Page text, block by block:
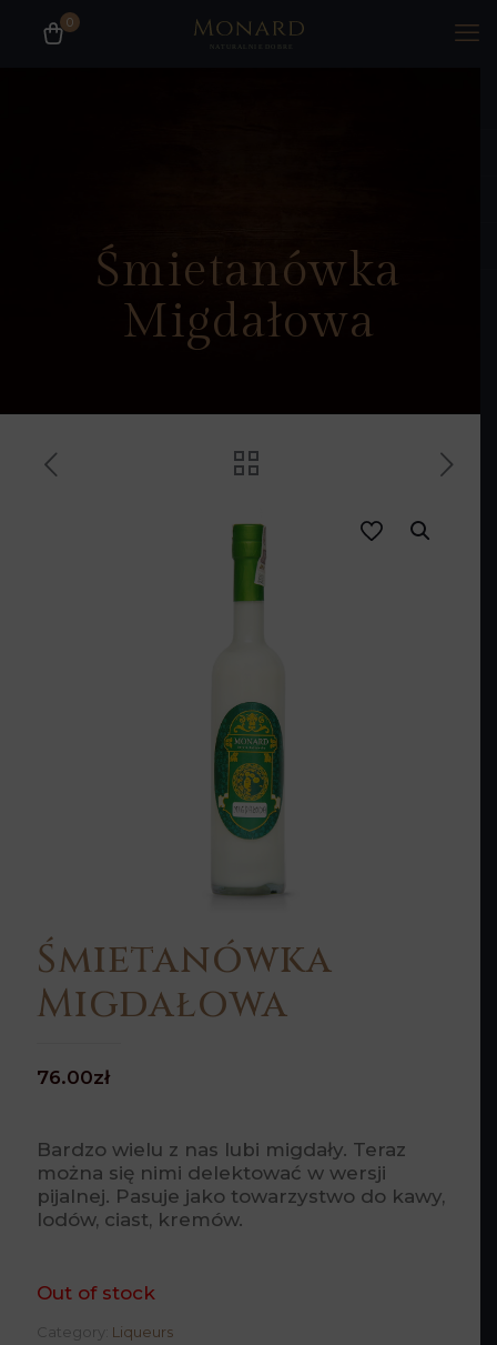
Nasz sklep internetowy jest otwarty.
0
Śmietanówka
Migdałowa
Śmietanówka
Migdałowa
76.00zł
Bardzo wielu z nas lubi migdały. Teraz
można się nimi delektować w wersji
pijalnej. Pasuje jako towarzystwo do kawy,
lodów, ciast, kremów.
Out of stock
Category: Liqueurs